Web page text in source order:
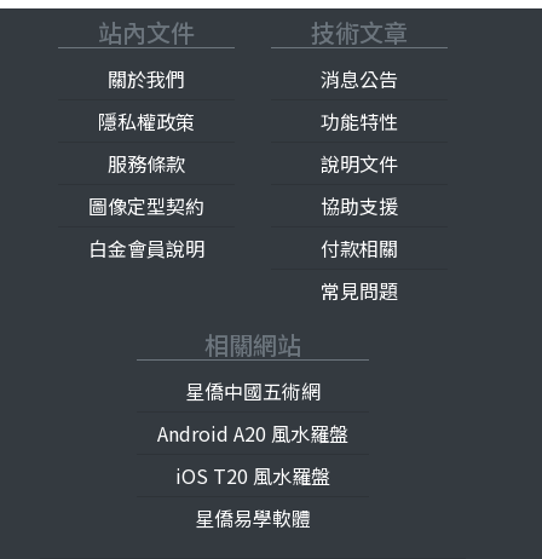
站內文件
關於我們
隱私權政策
服務條款
圖像定型契約
白金會員說明
技術文章
消息公告
功能特性
說明文件
協助支援
付款相關
常見問題
相關網站
星僑中國五術網
Android A20 風水羅盤
iOS T20 風水羅盤
星僑易學軟體